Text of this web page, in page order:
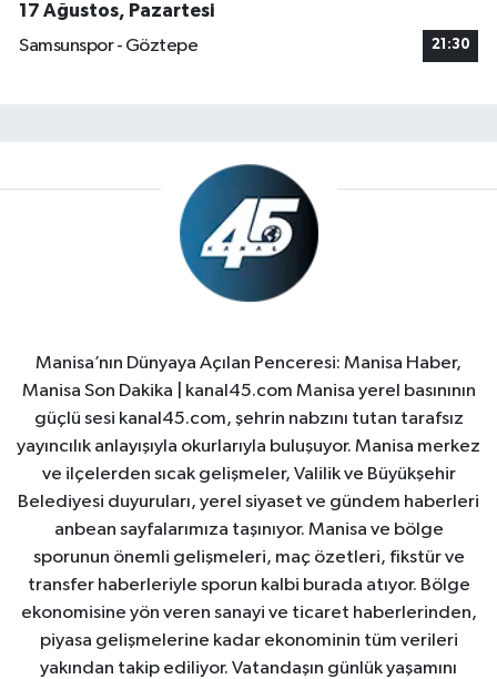
17 Ağustos, Pazartesi
Samsunspor - Göztepe
21:30
Manisa’nın Dünyaya Açılan Penceresi: Manisa Haber,
Manisa Son Dakika | kanal45.com Manisa yerel basınının
güçlü sesi kanal45.com, şehrin nabzını tutan tarafsız
yayıncılık anlayışıyla okurlarıyla buluşuyor. Manisa merkez
ve ilçelerden sıcak gelişmeler, Valilik ve Büyükşehir
Belediyesi duyuruları, yerel siyaset ve gündem haberleri
anbean sayfalarımıza taşınıyor. Manisa ve bölge
sporunun önemli gelişmeleri, maç özetleri, fikstür ve
transfer haberleriyle sporun kalbi burada atıyor. Bölge
ekonomisine yön veren sanayi ve ticaret haberlerinden,
piyasa gelişmelerine kadar ekonominin tüm verileri
yakından takip ediliyor. Vatandaşın günlük yaşamını